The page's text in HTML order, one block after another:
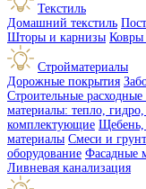
Текстиль
Домашний текстиль
Шторы и карнизы Ковры
Стройматериалы
Дорожные покрытия
Строительные
материалы: тепло,
комплектующие Щебень,
материалы Смеси и
оборудование Фасадные
Ливневая канализация